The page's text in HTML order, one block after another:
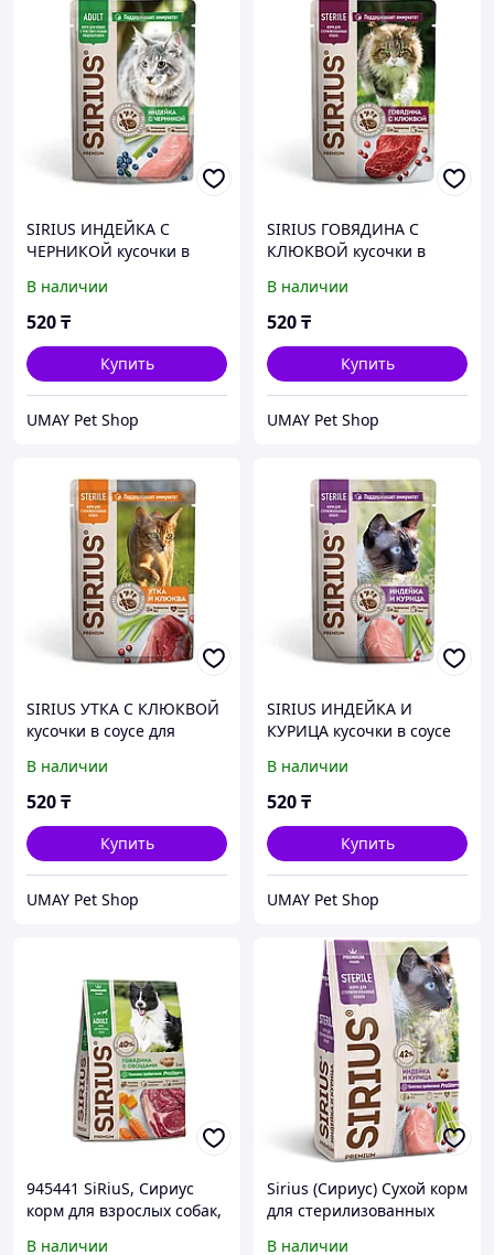
SIRIUS ИНДЕЙКА С
ЧЕРНИКОЙ кусочки в
чувствительным
пищеварением 85 гр
В наличии
520₸
Купить
UMAY Pet Shop
SIRIUS ГОВЯДИНА С
КЛЮКВОЙ кусочки в
стерилизованных кошек
85 гр
В наличии
520₸
Купить
UMAY Pet Shop
SIRIUS УТКА С КЛЮКВОЙ
кусочки в соусе для
85 гр
В наличии
520₸
Купить
UMAY Pet Shop
SIRIUS ИНДЕЙКА И
КУРИЦА кусочки в соусе
кошек 85 гр
В наличии
520₸
Купить
UMAY Pet Shop
945441 SiRiuS, Сириус
корм для взрослых собак,
В наличии
Sirius (Сириус) Сухой корм
для стерилизованных
В наличии